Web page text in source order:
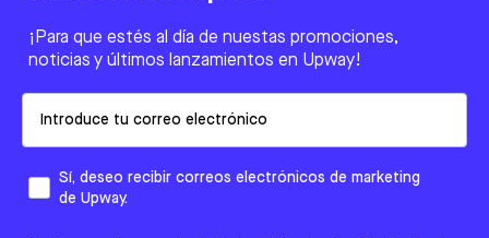
¡Para que estés al día de nuestas promociones,
noticias y últimos lanzamientos en Upway!
Sí, deseo recibir correos electrónicos de marketing
de Upway.